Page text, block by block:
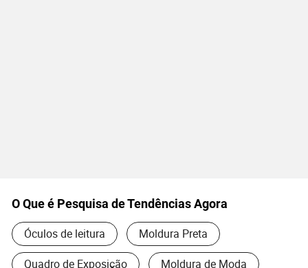
O Que é Pesquisa de Tendências Agora
Óculos de leitura Moldura Preta
Quadro de Exposição Moldura de Moda